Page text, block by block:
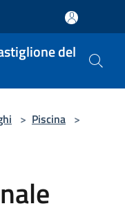
del
> Piscina >